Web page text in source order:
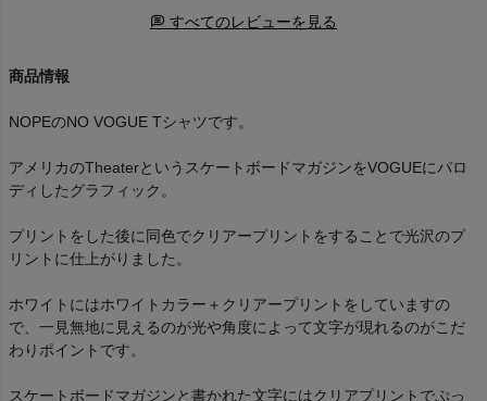
すべてのレビューを見る
商品情報
NOPEのNO VOGUE Tシャツです。
アメリカのTheaterというスケートボードマガジンをVOGUEにパロ
ディしたグラフィック。
プリントをした後に同色でクリアープリントをすることで光沢のプ
リントに仕上がりました。
ホワイトにはホワイトカラー＋クリアープリントをしていますの
で、一見無地に見えるのが光や角度によって文字が現れるのがこだ
わりポイントです。
スケートボードマガジンと書かれた文字にはクリアプリントでぷっ